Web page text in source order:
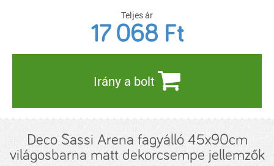
Teljes ár
17 068 Ft
Irány a bolt
Deco Sassi Arena fagyálló 45x90cm
világosbarna matt dekorcsempe jellemzők